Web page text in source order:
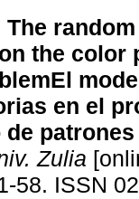
The
the color
El
en el
Zulia
58. ISSN